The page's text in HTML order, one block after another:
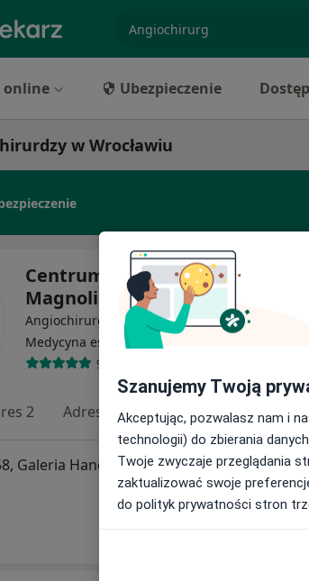
online Ubezpieczenie
w Wrocławiu
Centrum Medyczne
Magnolia
Angiochirurgia, Pediatria,
Medycyna estetyczna
·
9608 opinii
2 Adres 3
ul. Legnicka 58, Galeria Handlowa Magnolia Park, Wrocław •Mapa
Szanujemy Twoją
Akceptując, pozwalasz nam i
technologii) do zbierania
Twoje zwyczaje przeglądania
zaktualizować swoje
do polityk prywatności stron